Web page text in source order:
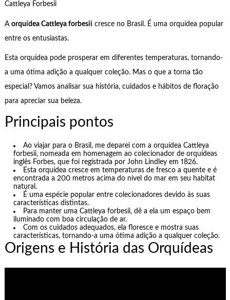
Cattleya Forbesii
A orquídea Cattleya forbesii cresce no Brasil. É uma orquídea popular
entre os entusiastas.
Esta orquídea pode prosperar em diferentes temperaturas, tornando-
a uma ótima adição a qualquer coleção. Mas o que a torna tão
especial? Vamos analisar sua história, cuidados e hábitos de floração
para apreciar sua beleza.
Principais pontos
Ao viajar para o Brasil, me deparei com a orquídea Cattleya
forbesii, nomeada em homenagem ao colecionador de orquídeas
inglês Forbes, que foi registrada por John Lindley em 1826.
Esta orquídea cresce em temperaturas de fresco a quente e é
encontrada a 200 metros acima do nível do mar em seu habitat
natural.
É uma espécie popular entre colecionadores devido às suas
características distintas.
Para manter uma Cattleya forbesii, dê a ela um espaço bem
iluminado com boa circulação de ar.
Com os cuidados adequados, ela floresce e mostra suas
características, tornando-a uma ótima adição a qualquer coleção.
Origens e História das Orquídeas